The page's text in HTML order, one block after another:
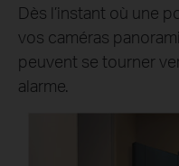
Dès l’instant où une
vos caméras
peuvent se tourner
alarme.